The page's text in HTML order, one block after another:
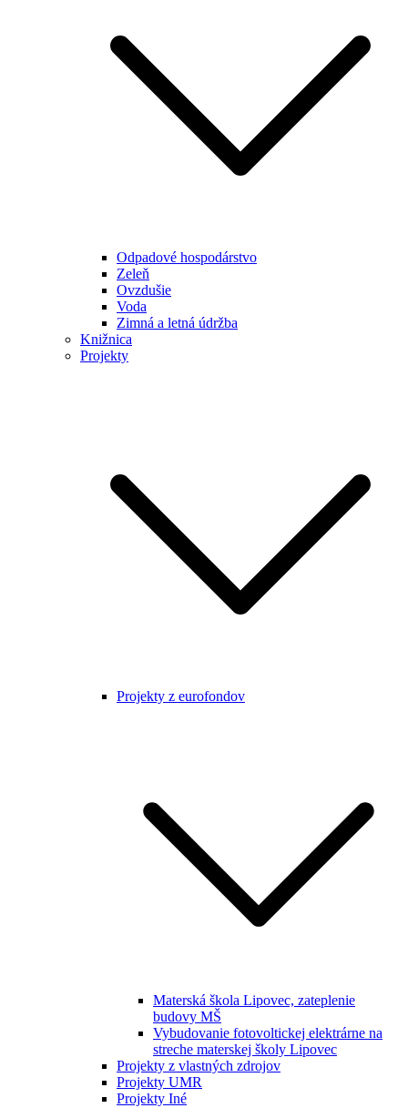
Odpadové hospodárstvo
Zeleň
Ovzdušie
Voda
Zimná a letná údržba
Knižnica
Projekty
Projekty z eurofondov
Materská škola Lipovec, zateplenie
budovy MŠ
Vybudovanie fotovoltickej elektrárne na
streche materskej školy Lipovec
Projekty z vlastných zdrojov
Projekty UMR
Projekty Iné